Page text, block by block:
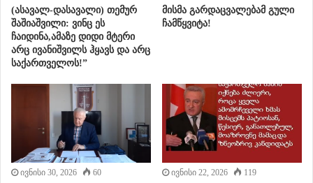
(ასავალ-დასავალი) თემურ
შაშიაშვილი: ვინც ეს
ჩაიდინა,ამაზე დიდი მტერი
არც ივანიშვილს ჰყავს და არც
საქართველოს!”
მისმა გარდაცვალებამ გული
ჩამწყვიტა!
ივნისი 30, 2026 60 ივნისი 22, 2026 119